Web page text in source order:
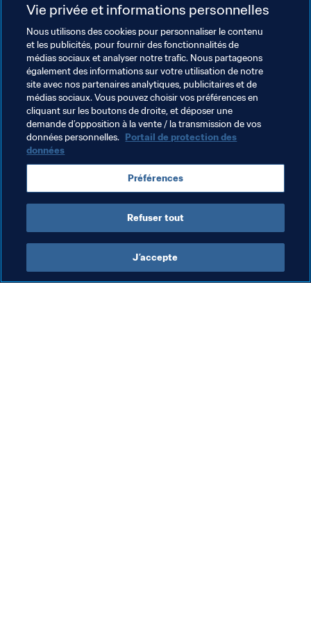
le tournoi. Seuls Liassine Cadamuro et les deux gardiens
remplaçants, Cédric Si Mohammed et Mohamed
Zammamouche, n’ont pas eu l’occasion de fouler les
pelouses brésiliennes. On peut en conclure que le
technicien bosnien n’a pas hésité à modifier son onze de
départ au gré des événements, avec le succès que l’on
sait.
Thèmes en lien
Coupe du Monde de la FIFA, Qatar 2022 Algeria
Vie privée et informations personnelles
Nous utilisons des cookies pour personnaliser le contenu
et les publicités, pour fournir des fonctionnalités de
médias sociaux et analyser notre trafic. Nous partageons
également des informations sur votre utilisation de notre
site avec nos partenaires analytiques, publicitaires et de
médias sociaux. Vous pouvez choisir vos préférences en
cliquant sur les boutons de droite, et déposer une
demande d’opposition à la vente / la transmission de vos
données personnelles. Portail de protection des
données
Préférences
Refuser tout
J’accepte